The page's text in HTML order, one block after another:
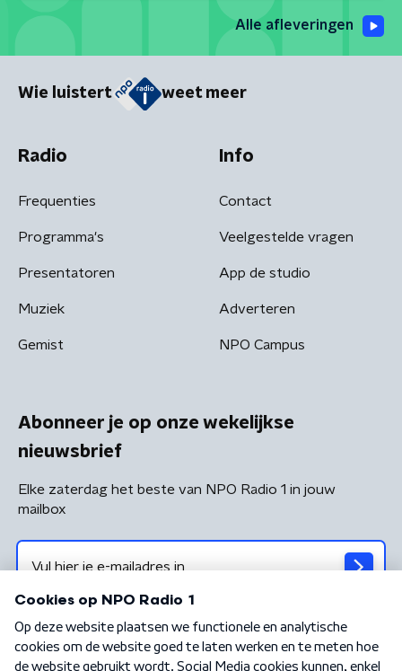
Alle afleveringen
Wie luistert weet meer
Radio
Frequenties
Programma's
Presentatoren
Muziek
Gemist
Info
Contact
Veelgestelde vragen
App de studio
Adverteren
NPO Campus
Abonneer je op onze wekelijkse
nieuwsbrief
Elke zaterdag het beste van NPO Radio 1 in jouw
mailbox